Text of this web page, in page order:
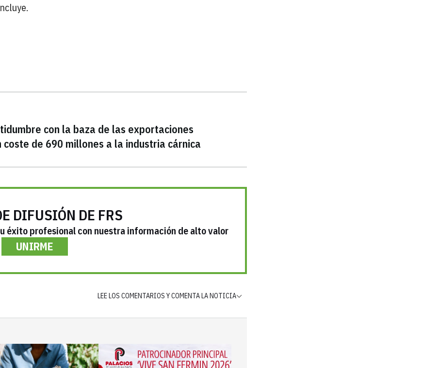
con la baza de las exportaciones
de 690 millones a la industria cárnica
DIFUSIÓN DE FRS
éxito profesional con nuestra información de alto valor
UNIRME
LEE LOS COMENTARIOS Y COMENTA LA NOTICIA